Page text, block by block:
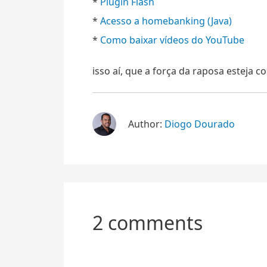
* Acesso a homebanking (Java)
* Como baixar vídeos do YouTube
isso aí, que a força da raposa esteja
Author: Diogo Dourado
2 comments